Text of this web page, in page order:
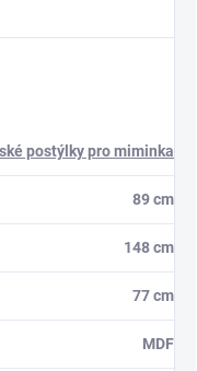
postýlky pro miminka
89 cm
148 cm
77 cm
MDF